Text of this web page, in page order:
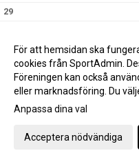
29
Gå till
För att hemsidan ska
cookies från SportAdmin.
Föreningen kan också
eller marknadsföring. Du
Anpassa dina val
Acceptera nödvändiga